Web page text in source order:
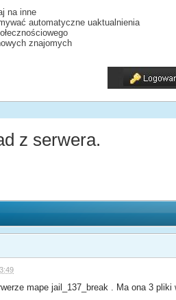
na inne
automatyczne uaktualnienia
znajomych
z serwera.
mape jail_137_break . Ma ona 3